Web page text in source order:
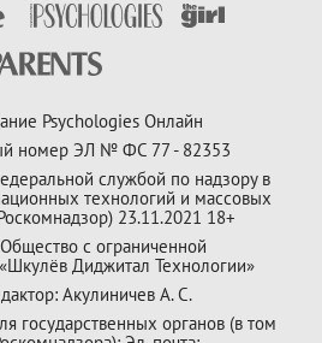
Psychologies Онлайн
номер ЭЛ № ФС 77 - 82353
службой по надзору в
технологий и массовых
23.11.2021 18+
с ограниченной
Диджитал Технологии»
Акулиничев А. С.
государственных органов (в том